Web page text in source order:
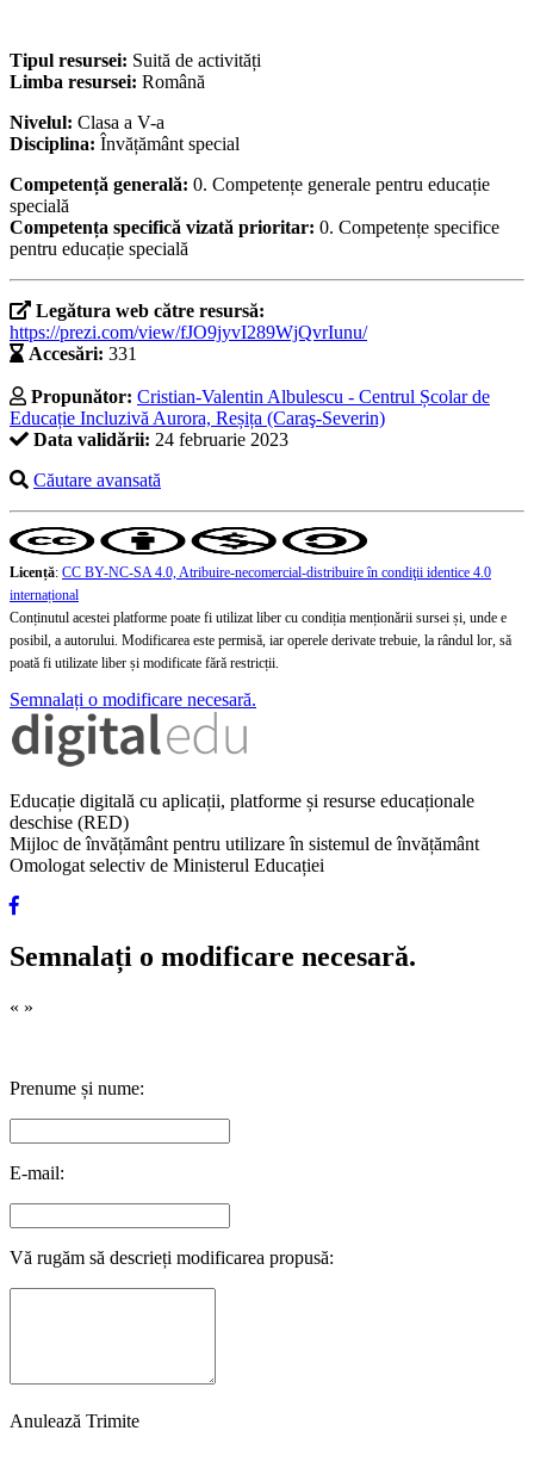
Tipul resursei: Suită de activități
Limba resursei: Română
Nivelul: Clasa a V-a
Disciplina: Învățământ special
Competență generală: 0. Competențe generale pentru educație
specială
Competența specifică vizată prioritar: 0. Competențe specifice
pentru educație specială
Legătura web către resursă:
https://prezi.com/view/fJO9jyvI289WjQvrIunu/
Accesări: 331
Propunător: Cristian-Valentin Albulescu - Centrul Școlar de
Educație Incluzivă Aurora, Reșița (Caraş-Severin)
Data validării: 24 februarie 2023
Căutare avansată
Licență: CC BY-NC-SA 4.0, Atribuire-necomercial-distribuire în condiţii identice 4.0
internațional
Conținutul acestei platforme poate fi utilizat liber cu condiția menționării sursei și, unde e
posibil, a autorului. Modificarea este permisă, iar operele derivate trebuie, la rândul lor, să
poată fi utilizate liber și modificate fără restricții.
Semnalați o modificare necesară.
Educație digitală cu aplicații, platforme și resurse educaționale
deschise (RED)
Mijloc de învățământ pentru utilizare în sistemul de învățământ
Omologat selectiv de Ministerul Educației
Semnalați o modificare necesară.
« »
Prenume și nume:
E-mail:
Vă rugăm să descrieți modificarea propusă:
Anulează Trimite